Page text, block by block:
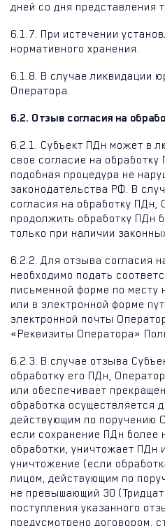
дней со дня представления
6.1.7. При истечении
нормативного хранения.
6.1.8. В случае ликвидации
Оператора.
6.2. Отзыв согласия на
6.2.1. Субъект ПДн может в
свое согласие на
подобная процедура не
законодательства РФ. В
согласия на обработку ПДн,
продолжить обработку ПДн
только при наличии
6.2.2. Для отзыва согласия
необходимо подать
письменной форме по месту
или в электронной форме
электронной почты
«Реквизиты Оператора»
6.2.3. В случае отзыва
обработку его ПДн,
или обеспечивает
обработка осуществляется
действующим по поручению
если сохранение ПДн более
обработки, уничтожает ПДн
уничтожение (если
лицом, действующим по
не превышающий 30
поступления указанного
предусмотрено договором,